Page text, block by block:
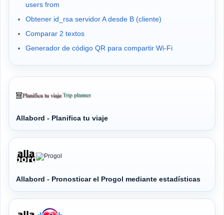
users from
Obtener id_rsa servidor A desde B (cliente)
Comparar 2 textos
Generador de código QR para compartir Wi-Fi
Allabord - Planifica tu viaje
Allabord - Pronosticar el Progol mediante estadísticas